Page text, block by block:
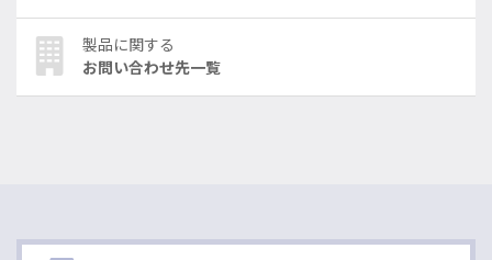
製品に関する
お問い合わせ先一覧